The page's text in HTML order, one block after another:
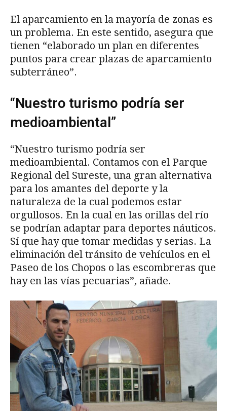
El aparcamiento en la mayoría de zonas es
un problema. En este sentido, asegura que
tienen “elaborado un plan en diferentes
puntos para crear plazas de aparcamiento
subterráneo”.
“Nuestro turismo podría ser
medioambiental”
“Nuestro turismo podría ser
medioambiental. Contamos con el Parque
Regional del Sureste, una gran alternativa
para los amantes del deporte y la
naturaleza de la cual podemos estar
orgullosos. En la cual en las orillas del río
se podrían adaptar para deportes náuticos.
Sí que hay que tomar medidas y serias. La
eliminación del tránsito de vehículos en el
Paseo de los Chopos o las escombreras que
hay en las vías pecuarias”, añade.